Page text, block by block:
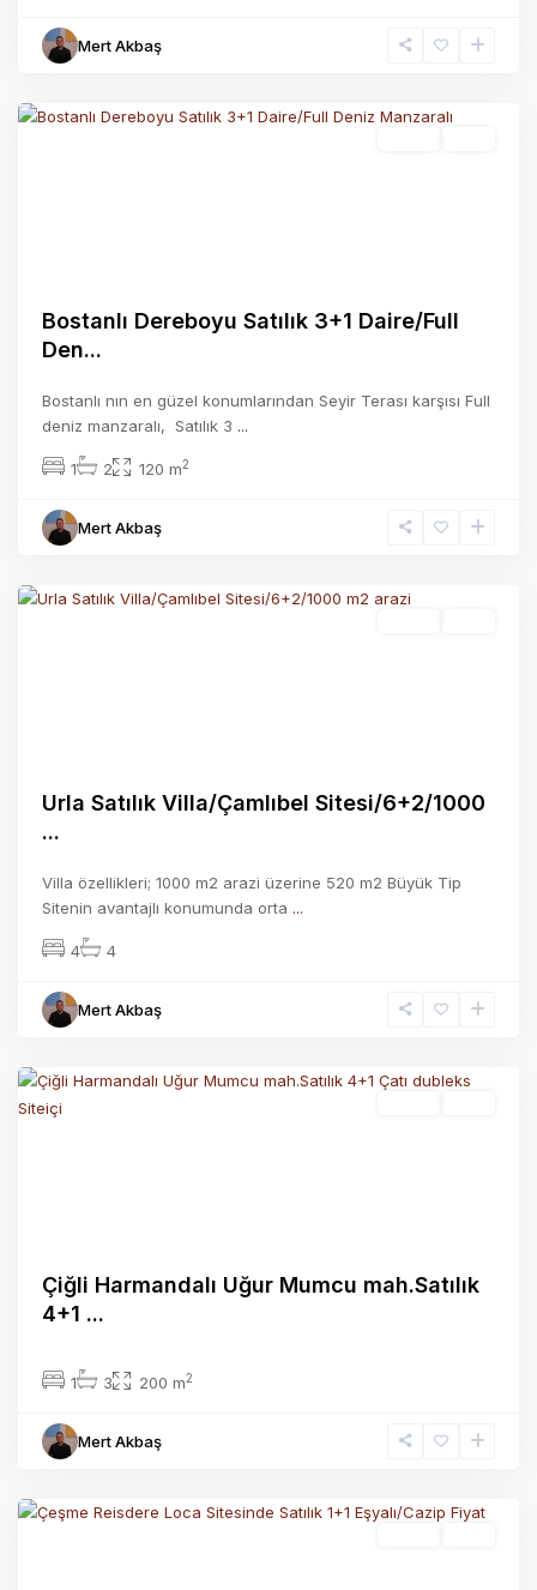
Mert Akbaş
Bostanlı,
Bostanlı Dereboyu Satılık 3+1 Daire/Full
Den...
Bostanlı nın en güzel konumlarından Seyir Terası karşısı Full
deniz manzaralı, ​ Satılık 3 ...
1 2 120 m2
Mert Akbaş
Urla Satılık Villa/Çamlıbel Sitesi/6+2/1000
...
Villa özellikleri; 1000 m2 arazi üzerine 520 m2 Büyük Tip
Sitenin avantajlı konumunda orta ...
4 4
Mert Akbaş
Çiğli Harmandalı Uğur Mumcu mah.Satılık
4+1 ...
1 3 200 m2
Mert Akbaş
Reisdere